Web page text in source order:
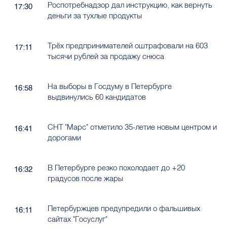
17:30
Роспотребнадзор дал инструкцию, как вернуть
деньги за тухлые продукты
17:11
Трёх предпринимателей оштрафовали на 603
тысячи рублей за продажу снюса
16:58
На выборы в Госдуму в Петербурге
выдвинулись 60 кандидатов
16:41
СНТ "Марс" отметило 35-летие новым центром и
дорогами
16:32
В Петербурге резко похолодает до +20
градусов после жары
16:11
Петербуржцев предупредили о фальшивых
сайтах "Госуслуг"